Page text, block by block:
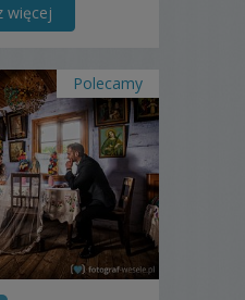
więcej
Polecamy